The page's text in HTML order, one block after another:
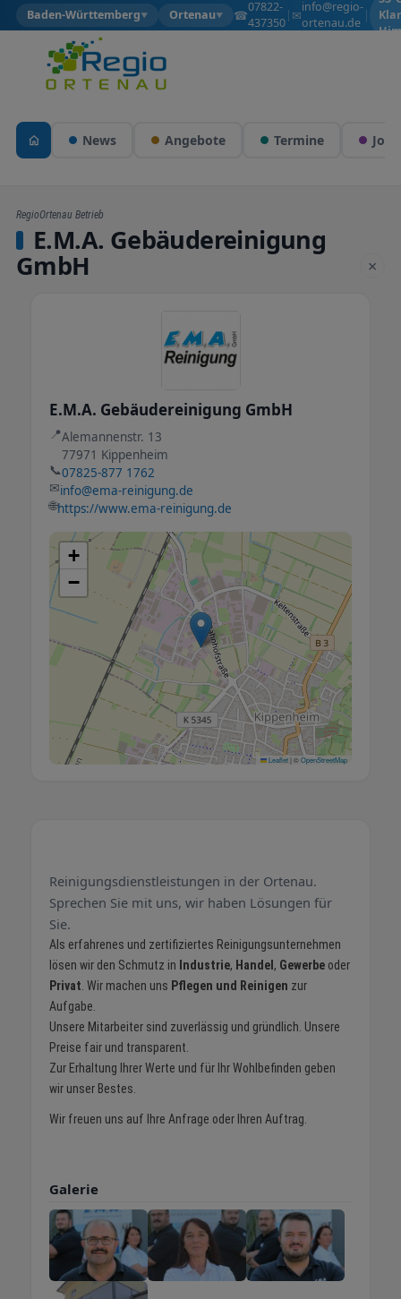
Baden-Württemberg▼ Ortenau▼ ☎07822-
437350
| ✉info@regio-
ortenau.de
|
News Angebote Termine Jobs
RegioOrtenau Betrieb
E.M.A. Gebäudereinigung
GmbH ×
Reinigungsdienstleistungen in der Ortenau.
Sprechen Sie mit uns, wir haben Lösungen für
Sie.
Als erfahrenes und zertifiziertes Reinigungsunternehmen
lösen wir den Schmutz in Industrie, Handel , Gewerbe oder
Privat . Wir machen uns Pflegen und Reinigen zur
Aufgabe.
Unsere Mitarbeiter sind zuverlässig und gründlich. Unsere
Preise fair und transparent.
Zur Erhaltung Ihrer Werte und für Ihr Wohlbefinden geben
wir unser Bestes.
Wir freuen uns auf Ihre Anfrage oder Ihren Auftrag.
Galerie
E.M.A. Gebäudereinigung GmbH
📍Alemannenstr. 13
77971 Kippenheim
📞07825-877 1762
✉info@ema-reinigung.de
🌐https://www.ema-reinigung.de
+
−
Leaflet|©OpenStreetMap